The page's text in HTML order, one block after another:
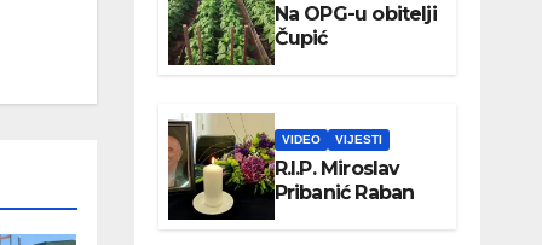
Na OPG-u obitelji
Čupić
VIDEO VIJESTI
R.I.P. Miroslav
Pribanić Raban